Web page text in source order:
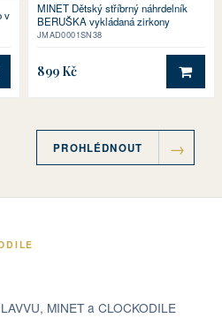
v
KOŠÍKU
MINET Dětský stříbrný náhrdelník
BERUŠKA vykládaná zirkony
JMAD0001SN38
899 Kč DO
PROHLÉDNOUT
MINET a CLOCKODILE